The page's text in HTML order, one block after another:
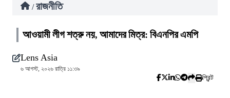
/ রাজনীতি
আওয়ামী লীগ শত্রু নয়, আমাদের মিত্র: বিএনপির এমপি
Lens Asia
৬ আগস্ট, ২০২৬ রাত্রি ১১:৩৯
প্রিন্ট